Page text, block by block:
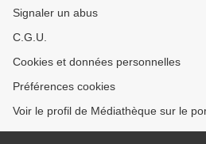
Signaler un abus
C.G.U.
Cookies et données personnelles
Préférences cookies
Voir le profil de Médiathèque sur le